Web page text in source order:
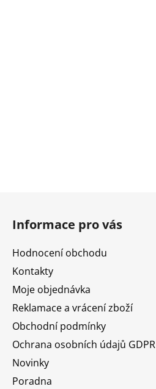
Informace pro vás
Hodnocení obchodu
Kontakty
Moje objednávka
Reklamace a vrácení zboží
Obchodní podmínky
Ochrana osobních údajů GDPR
Novinky
Poradna